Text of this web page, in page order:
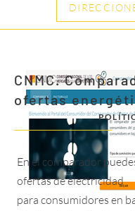
CNMC.
ofertas
En el comparador
ofertas de electricidad
para consumidores en